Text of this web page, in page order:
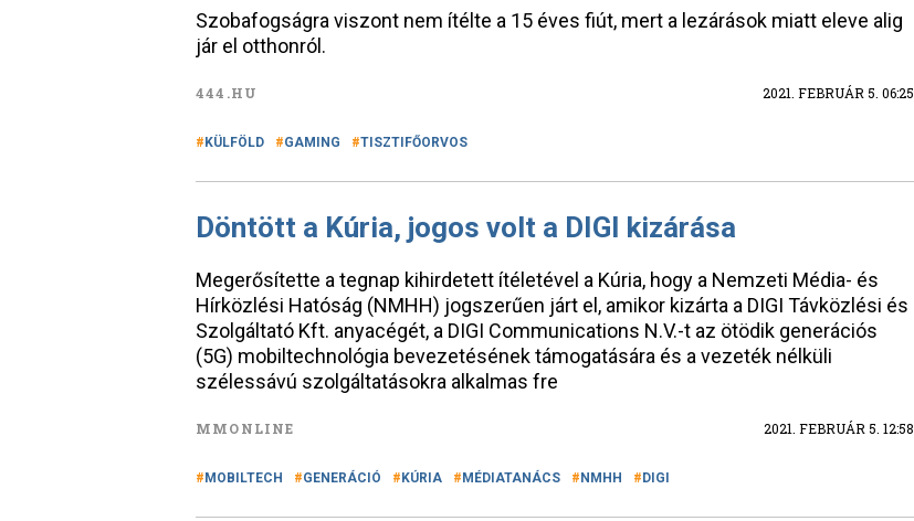
Szobafogságra viszont nem ítélte a 15 éves fiút, mert a lezárások miatt eleve alig
jár el otthonról.
444.HU 2021. FEBRUÁR 5. 06:25
KÜLFÖLD GAMING TISZTIFŐORVOS
Döntött a Kúria, jogos volt a DIGI kizárása
Megerősítette a tegnap kihirdetett ítéletével a Kúria, hogy a Nemzeti Média- és
Hírközlési Hatóság (NMHH) jogszerűen járt el, amikor kizárta a DIGI Távközlési és
Szolgáltató Kft. anyacégét, a DIGI Communications N.V.-t az ötödik generációs
(5G) mobiltechnológia bevezetésének támogatására és a vezeték nélküli
szélessávú szolgáltatásokra alkalmas fre
MMONLINE 2021. FEBRUÁR 5. 12:58
MOBILTECH GENERÁCIÓ KÚRIA MÉDIATANÁCS NMHH DIGI